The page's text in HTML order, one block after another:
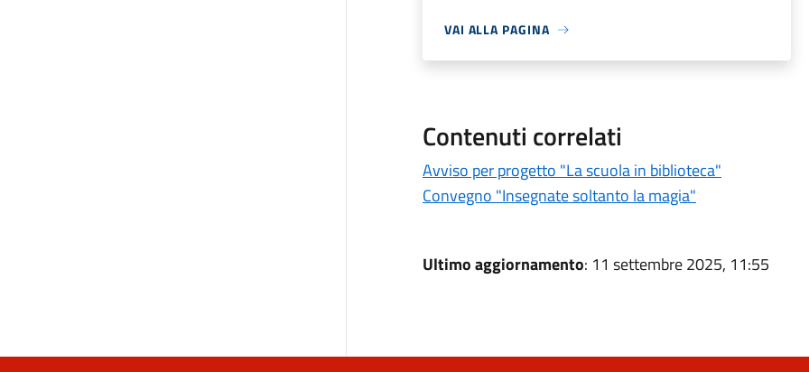
VAI ALLA PAGINA
Contenuti correlati
Avviso per progetto "La scuola in biblioteca"
Convegno "Insegnate soltanto la magia"
Ultimo aggiornamento: 11 settembre 2025, 11:55